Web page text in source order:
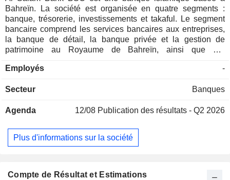
Bahreïn. La société est organisée en quatre segments :
banque, trésorerie, investissements et takaful. Le segment
bancaire comprend les services bancaires aux entreprises,
la banque de détail, la banque privée et la gestion de
patrimoine au Royaume de Bahreïn, ainsi que par
en Algérie. Le segment trésorerie comprend le marché
services de trésorerie, y compris la murabaha à court terme
comprend le portefeuille de la société et les services de
d'investissement, des fonds et des placements alternatifs. Le
segment takaful représente l'investissement de la société
Solidarity Group Holding B.S.C. et d'autres.
Employés -
Secteur Banques
Agenda 12/08 Publication des résultats - Q2 2026
Plus d'informations sur la société
Compte de Résultat et Estimations